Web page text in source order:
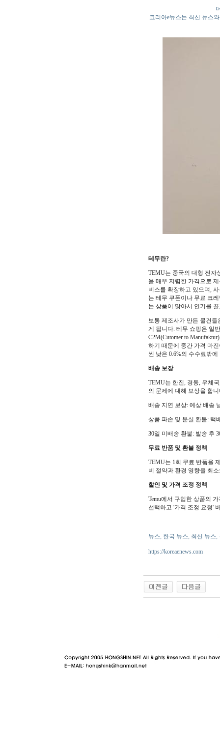
코리아e뉴스는 최신 뉴스
테무란?
TEMU는 중국의 대형 전자
을 매우 저렴한 가격으로
비스를 확장하고 있으며,
는 테무 쿠폰이나 무료 크
는 상품이 많아서 인기를
보통 제조사가 만든 물건
게 됩니다. 테무 쇼핑은 일
C2M(Cutomer to
하기 때문에 중간 가격 마
씬 낮은 0.6%의 수수료밖
배송 보장
TEMU는 한진, 경동, 우체
의 문제에 대해 보상을 합
배송 지연 보상: 예상 배송
상품 파손 및 분실 환불: 택
30일 미배송 환불: 발송 후
무료 반품 및 환불 정책
TEMU는 1회 무료 반품을
비 절약과 환경 영향을 최
할인 및 가격 조정 정책
Temu에서 구입한 상품의
선택하고 '가격 조정 요청'
뉴스, 한국 뉴스, 최신 뉴스
https://koreaenews.com